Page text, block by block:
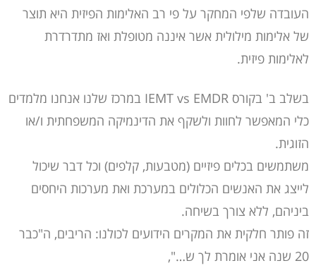
העובדה שלפי המחקר על פי רב האלימות הפיזית היא תוצר
של אלימות מילולית אשר איננה מטופלת ואז מתדרדרת
לאלימות פיזית.
בשלב ב' בקורס IEMT vs EMDR במרכז שלנו אנחנו מלמדים
כלי המאפשר לחוות ולשקף את הדינמיקה המשפחתית ו/או
הזוגית.
משתמשים בכלים פיזיים (מטבעות, קלפים) וכל דבר שיכול
לייצג את האנשים הכלולים במערכת ואת מערכות היחסים
ביניהם, ללא צורך בשיחה.
זה פותר חלקית את המקרים הידועים לכולנו: הריבים, ה"כבר
20 שנה אני אומרת לך ש…",